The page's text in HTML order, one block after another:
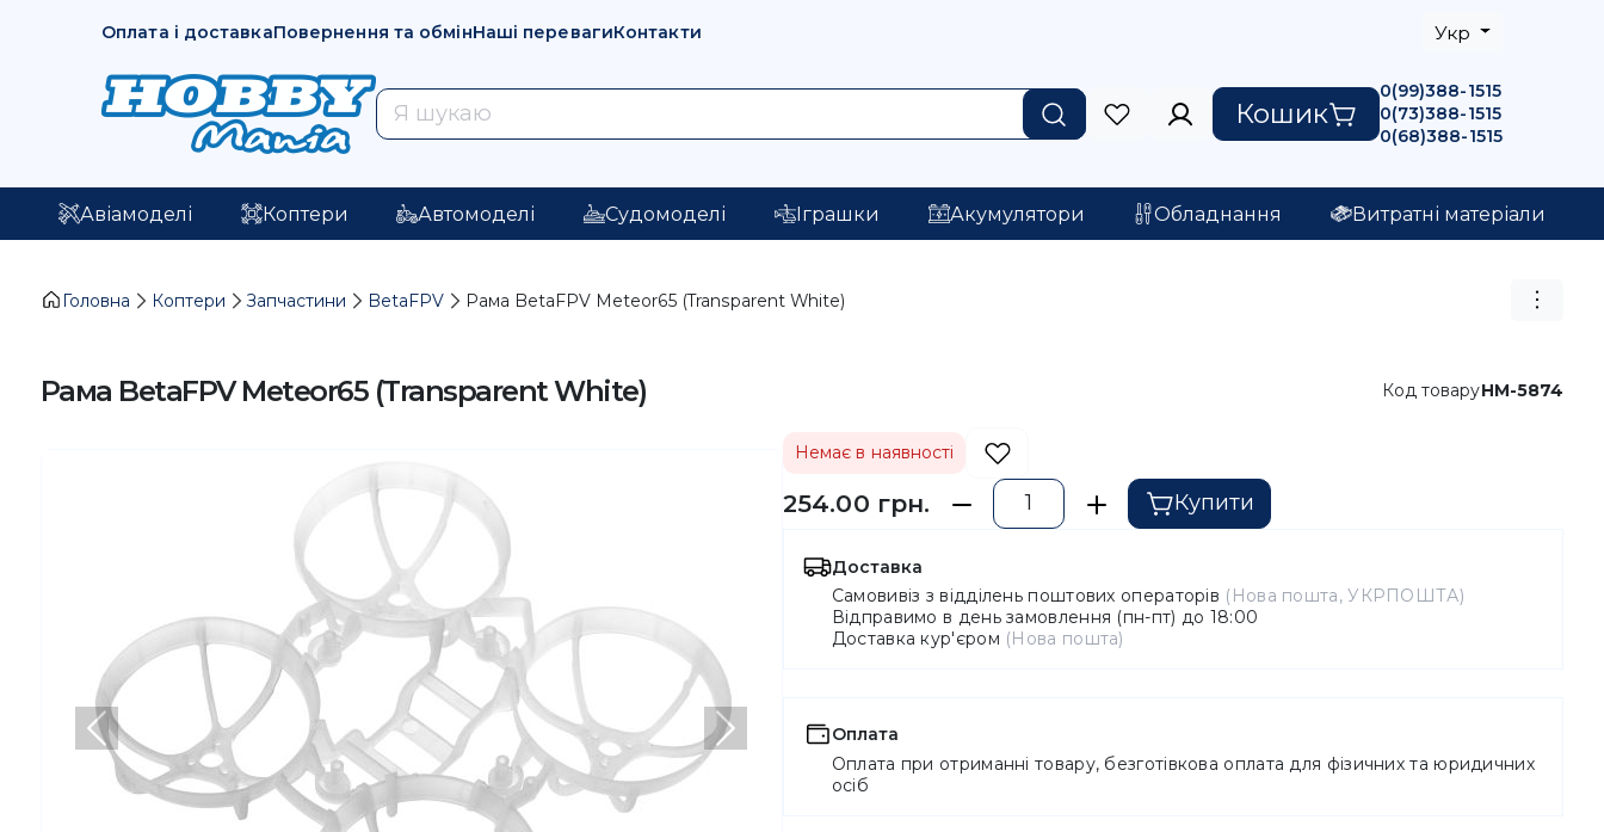
Оплата і доставкаПовернення та обмінНаші перевагиКонтакти Укр
Кошик
0(99)388-1515
0(73)388-1515
0(68)388-1515
Авіамоделі Коптери Автомоделі Судомоделі Іграшки Акумулятори Обладнання Витратні матеріали
Головна Коптери Запчастини BetaFPV Рама BetaFPV Meteor65 (Transparent White)
Рама BetaFPV Meteor65 (Transparent White) Код товаруHM-5874
Попередній Наступний
Немає в наявності
254.00 грн. Купити
Доставка
Самовивіз з відділень поштових операторів (Нова пошта, УКРПОШТА)
Відправимо в день замовлення (пн-пт) до 18:00
Доставка кур'єром (Нова пошта)
Оплата
Оплата при отриманні товару, безготівкова оплата для фізичних та юридичних
осіб